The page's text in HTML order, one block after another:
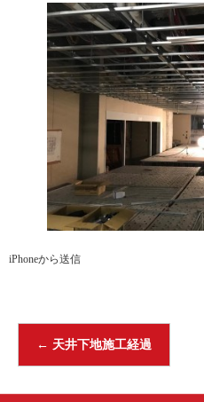
iPhoneから送信
← 天井下地施工経過